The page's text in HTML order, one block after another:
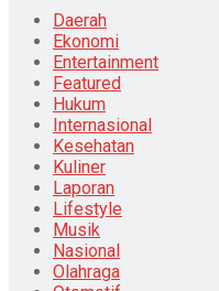
Daerah
Ekonomi
Entertainment
Featured
Hukum
Internasional
Kesehatan
Kuliner
Laporan
Lifestyle
Musik
Nasional
Olahraga